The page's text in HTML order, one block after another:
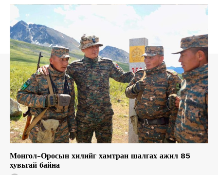
Монгол-Оросын хилийг хамтран шалгах ажил 85
хувьтай байна